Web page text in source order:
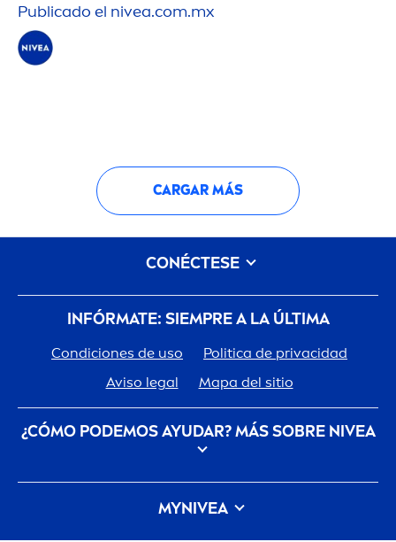
Publicado el nivea.com.mx
CARGAR MÁS
INFÓRMATE: SIEMPRE A LA ÚLTIMA
Condiciones de uso
Politica de privacidad
Aviso legal
Mapa del sitio
¿CÓMO PODEMOS AYUDAR? MÁS SOBRE NIVEA
Descubre la Historia de tu marca de confianza
Trabajar en Beiersdorf
MYNIVEA
CONÉCTESE